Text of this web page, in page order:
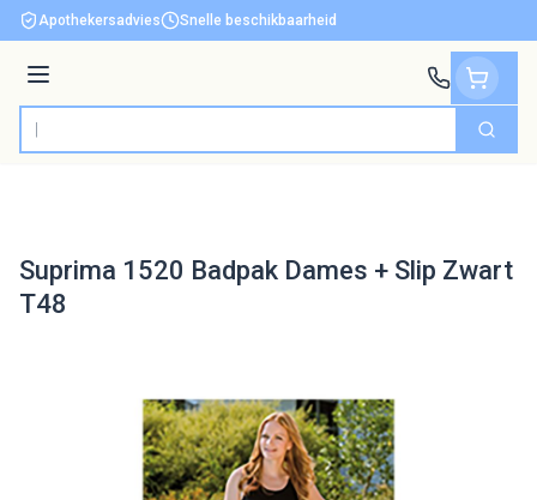
Ga naar de inhoud
Apothekersadvies Snelle beschikbaarheid
Menu
Product, merk, categorie... Zoek
Suprima 1520 Badpak Dames + Slip Zwart
T48